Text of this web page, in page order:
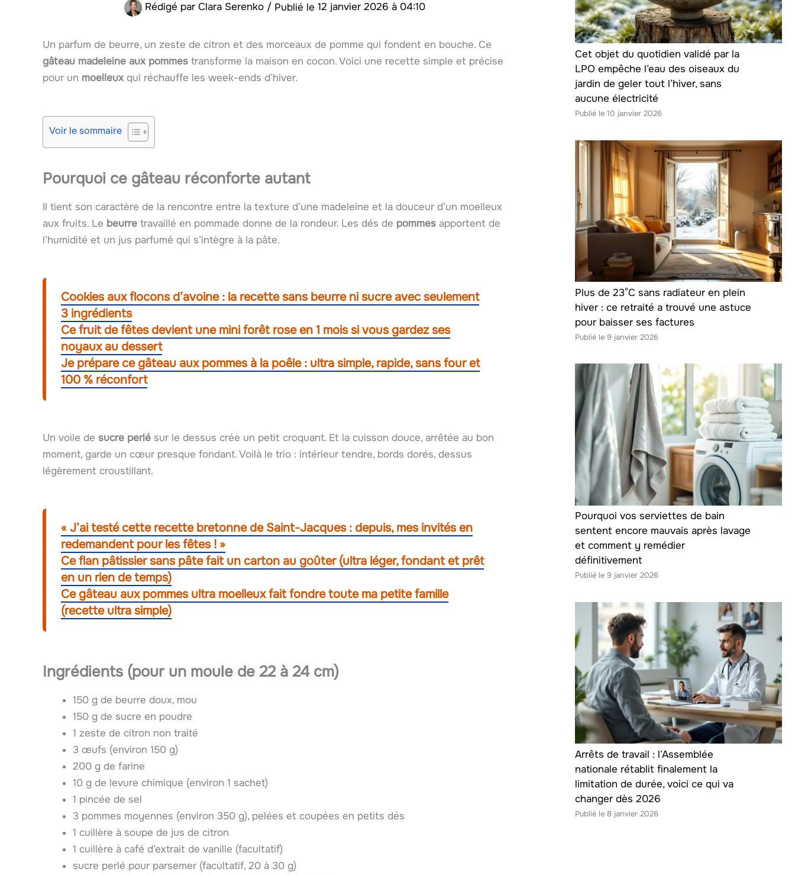
Rédigé par Clara Serenko / 12 janvier 2026 à 04:10
Un parfum de beurre, un zeste de citron et des morceaux de pomme qui fondent en bouche. Ce
gâteau madeleine aux pommes transforme la maison en cocon. Voici une recette simple et précise
pour un moelleuxqui réchauffe les week-ends d’hiver.
Voir le sommaire
Pourquoi ce gâteau réconforte autant
Il tient son caractère de la rencontre entre la texture d’une madeleine et la douceur d’un moelleux
aux fruits. Le beurre travaillé en pommade donne de la rondeur. Les dés de pommes apportent de
l’humidité et un jus parfumé qui s’intègre à la pâte.
Cookies aux flocons d’avoine : la recette sans beurre ni sucre avec seulement
3 ingrédients
Ce fruit de fêtes devient une mini forêt rose en 1 mois si vous gardez ses
noyaux au dessert
Je prépare ce gâteau aux pommes à la poêle : ultra simple, rapide, sans four et
100 % réconfort
Un voile de sucre perlé sur le dessus crée un petit croquant. Et la cuisson douce, arrêtée au bon
moment, garde un cœur presque fondant. Voilà le trio : intérieur tendre, bords dorés, dessus
légèrement croustillant.
« J’ai testé cette recette bretonne de Saint-Jacques : depuis, mes invités en
redemandent pour les fêtes ! »
Ce flan pâtissier sans pâte fait un carton au goûter (ultra léger, fondant et prêt
en un rien de temps)
Ce gâteau aux pommes ultra moelleux fait fondre toute ma petite famille
(recette ultra simple)
Ingrédients (pour un moule de 22 à 24 cm)
150 g de beurre doux, mou
150 g de sucre en poudre
1 zeste de citron non traité
3 œufs (environ 150 g)
200 g de farine
10 g de levure chimique (environ 1 sachet)
1 pincée de sel
3 pommes moyennes (environ 350 g), pelées et coupées en petits dés
1 cuillère à soupe de jus de citron
1 cuillère à café d’extrait de vanille (facultatif)
sucre perlé pour parsemer (facultatif, 20 à 30 g)
Cet objet du quotidien validé par la
LPO empêche l’eau des oiseaux du
jardin de geler tout l’hiver, sans
aucune électricité
10 janvier 2026
Plus de 23°C sans radiateur en plein
hiver : ce retraité a trouvé une astuce
pour baisser ses factures
9 janvier 2026
Pourquoi vos serviettes de bain
sentent encore mauvais après lavage
et comment y remédier
définitivement
9 janvier 2026
Arrêts de travail : l’Assemblée
nationale rétablit finalement la
limitation de durée, voici ce qui va
changer dès 2026
8 janvier 2026